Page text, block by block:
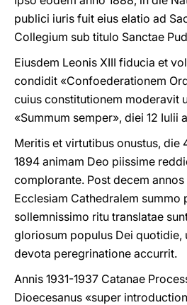
publici iuris fuit eius elatio ad
Collegium sub titulo Sanctae
Eiusdem Leonis XIII fiducia et
condidit «Confoederationem
cuius constitutionem moderavit
«Summum semper», diei 12 Iulii
Meritis et virtutibus onustus, die
1894 animam Deo piissime
complorante. Post decem
Ecclesiam Cathedralem summo
sollemnissimo ritu translatae
gloriosum populus Dei quotidie,
devota peregrinatione accurrit.
Annis 1931-1937 Catanae
Dioecesanus «super